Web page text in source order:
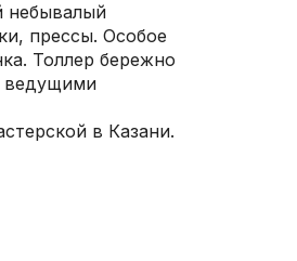
небывалый
прессы. Особое
Толлер бережно
ведущими
в Казани.